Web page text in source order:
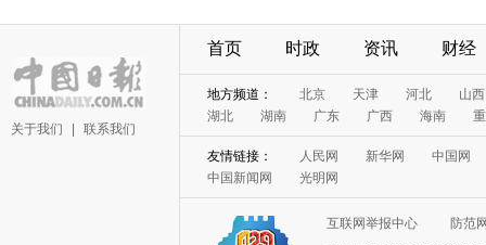
关于我们 联系我们
首页 时政 资讯 财经
地方频道： 北京 天津 河北
山西
湖北
湖南 广东 广西 海南
友情链接： 人民网 新华网
中国网
中国新闻网
光明网
互联网举报中心
防范